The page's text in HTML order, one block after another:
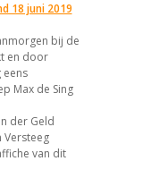
18 juni 2019
bij de
en door
Max de Sing
der Geld
Versteeg
van dit